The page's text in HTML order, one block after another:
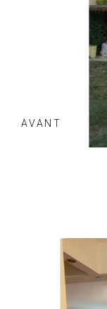
AVANT